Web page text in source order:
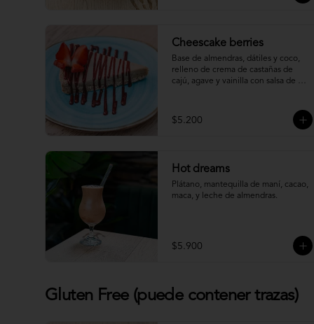
Cheescake berries
Base de almendras, dátiles y coco,
relleno de crema de castañas de
cajú, agave y vainilla con salsa de
$5.200
Hot dreams
Plátano, mantequilla de maní, cacao,
maca, y leche de almendras.
$5.900
Gluten Free (puede contener trazas)